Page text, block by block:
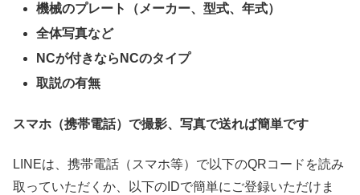
機械のプレート（メーカー、型式、年式）
全体写真など
NCが付きならNCのタイプ
取説の有無
スマホ（携帯電話）で撮影、写真で送れば簡単です
LINEは、携帯電話（スマホ等）で以下のQRコードを読み
取っていただくか、以下のIDで簡単にご登録いただけま